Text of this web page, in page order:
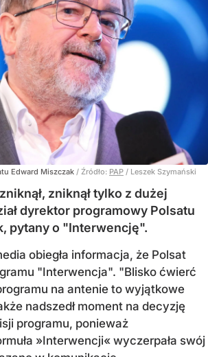
Edward Miszczak / Źródło: PAP / Leszek Szymański
zniknął tylko z dużej
dyrektor programowy Polsatu
pytany o "Interwencję".
obiegła informacja, że Polsat
"Interwencja". "Blisko ćwierć
na antenie to wyjątkowe
nadszedł moment na decyzję
programu, ponieważ
»Interwencji« wyczerpała swój